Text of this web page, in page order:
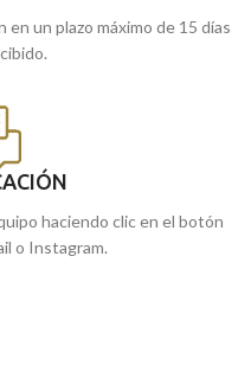
un plazo máximo de 15 días
haciendo clic en el botón
o Instagram.